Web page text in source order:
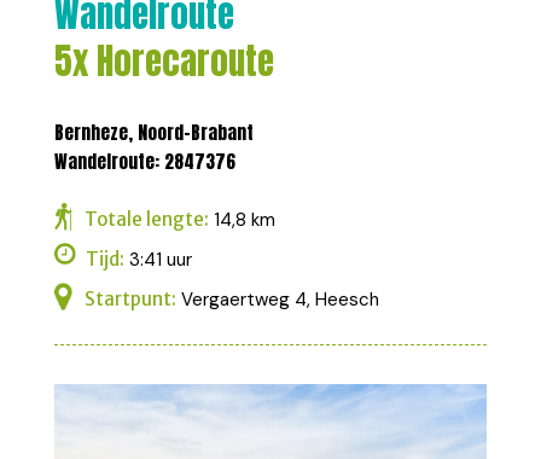
Wandelroute
5x Horecaroute
Bernheze, Noord-Brabant
Wandelroute: 2847376
Totale lengte: 14,8 km
Tijd: 3:41 uur
Startpunt: Vergaertweg 4, Heesch